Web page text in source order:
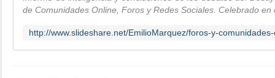
de Comunidades Online, Foros y Redes Sociales. Celebrado en